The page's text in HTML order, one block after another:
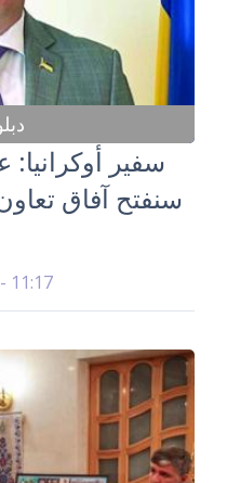
سفير أوكرانيا:
سنفتح آفاق
11:17